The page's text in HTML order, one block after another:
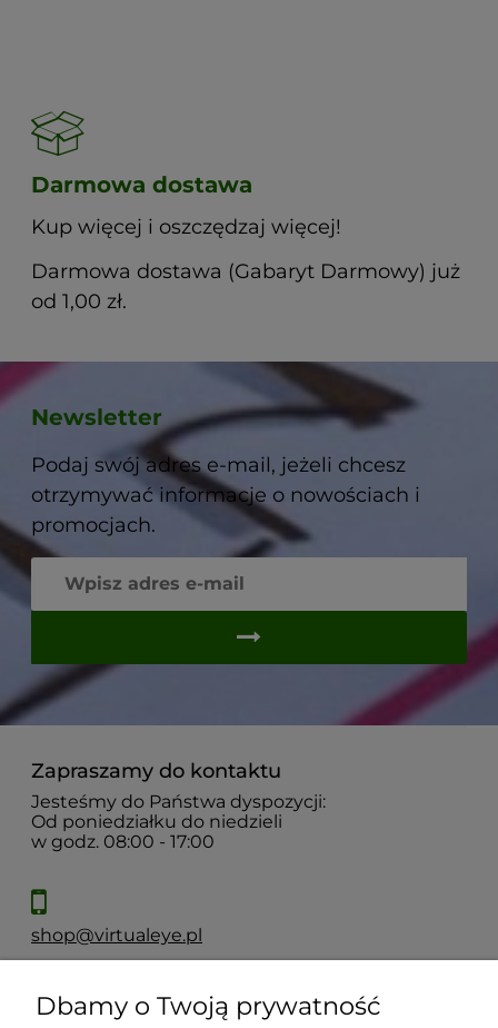
Darmowa dostawa
Kup więcej i oszczędzaj więcej!
Darmowa dostawa (Gabaryt Darmowy) już
od 1,00 zł.
Newsletter
Podaj swój adres e-mail, jeżeli chcesz
otrzymywać informacje o nowościach i
promocjach.
Zapraszamy do kontaktu
Jesteśmy do Państwa dyspozycji:
Od poniedziałku do niedzieli
w godz. 08:00 - 17:00
shop@virtualeye.pl
Moje konto
Dbamy o Twoją prywatność